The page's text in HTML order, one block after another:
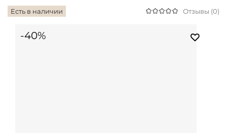
Есть в наличии Отзывы (0)
-40%